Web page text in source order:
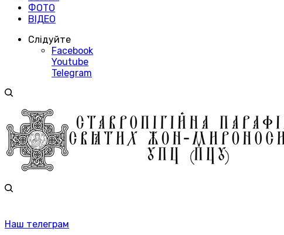
ФОТО
ВІДЕО
Слідуйте
Facebook
Youtube
Telegram
Наш телеграм